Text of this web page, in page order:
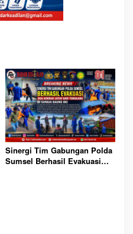
Sinergi Tim Gabungan Polda
Sumsel Berhasil Evakuasi